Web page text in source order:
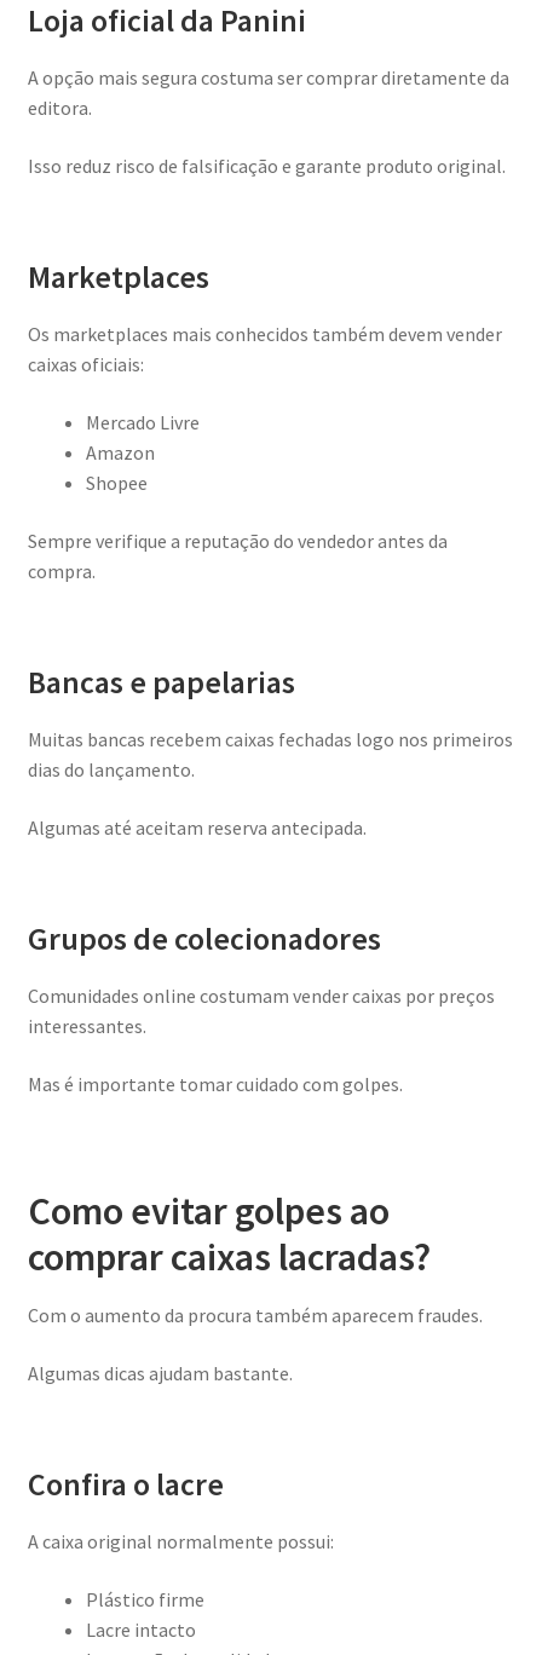
Loja oficial da Panini
A opção mais segura costuma ser comprar diretamente da
editora.
Isso reduz risco de falsificação e garante produto original.
Marketplaces
Os marketplaces mais conhecidos também devem vender
caixas oficiais:
Mercado Livre
Amazon
Shopee
Sempre verifique a reputação do vendedor antes da
compra.
Bancas e papelarias
Muitas bancas recebem caixas fechadas logo nos primeiros
dias do lançamento.
Algumas até aceitam reserva antecipada.
Grupos de colecionadores
Comunidades online costumam vender caixas por preços
interessantes.
Mas é importante tomar cuidado com golpes.
Como evitar golpes ao
comprar caixas lacradas?
Com o aumento da procura também aparecem fraudes.
Algumas dicas ajudam bastante.
Confira o lacre
A caixa original normalmente possui:
Plástico firme
Lacre intacto